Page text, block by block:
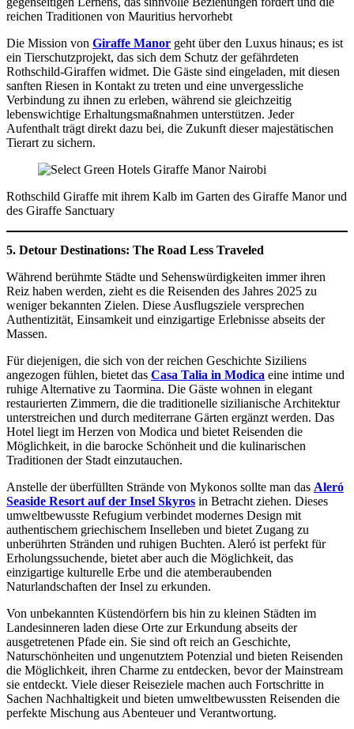
reichen Traditionen von Mauritius hervorhebt
Die Mission von Giraffe Manor geht über den Luxus hinaus; es ist
ein Tierschutzprojekt, das sich dem Schutz der gefährdeten
Rothschild-Giraffen widmet. Die Gäste sind eingeladen, mit diesen
sanften Riesen in Kontakt zu treten und eine unvergessliche
Verbindung zu ihnen zu erleben, während sie gleichzeitig
lebenswichtige Erhaltungsmaßnahmen unterstützen. Jeder
Aufenthalt trägt direkt dazu bei, die Zukunft dieser majestätischen
Tierart zu sichern.
Rothschild Giraffe mit ihrem Kalb im Garten des Giraffe Manor und
des Giraffe Sanctuary
5. Detour Destinations: The Road Less Traveled
Während berühmte Städte und Sehenswürdigkeiten immer ihren
Reiz haben werden, zieht es die Reisenden des Jahres 2025 zu
weniger bekannten Zielen. Diese Ausflugsziele versprechen
Authentizität, Einsamkeit und einzigartige Erlebnisse abseits der
Massen.
Für diejenigen, die sich von der reichen Geschichte Siziliens
angezogen fühlen, bietet das Casa Talia in Modica eine intime und
ruhige Alternative zu Taormina. Die Gäste wohnen in elegant
restaurierten Zimmern, die die traditionelle sizilianische Architektur
unterstreichen und durch mediterrane Gärten ergänzt werden. Das
Hotel liegt im Herzen von Modica und bietet Reisenden die
Möglichkeit, in die barocke Schönheit und die kulinarischen
Traditionen der Stadt einzutauchen.
Anstelle der überfüllten Strände von Mykonos sollte man das Aleró
Seaside Resort auf der Insel Skyros in Betracht ziehen. Dieses
umweltbewusste Refugium verbindet modernes Design mit
authentischem griechischem Inselleben und bietet Zugang zu
unberührten Stränden und ruhigen Buchten. Aleró ist perfekt für
Erholungssuchende, bietet aber auch die Möglichkeit, das
einzigartige kulturelle Erbe und die atemberaubenden
Naturlandschaften der Insel zu erkunden.
Von unbekannten Küstendörfern bis hin zu kleinen Städten im
Landesinneren laden diese Orte zur Erkundung abseits der
ausgetretenen Pfade ein. Sie sind oft reich an Geschichte,
Naturschönheiten und ungenutztem Potenzial und bieten Reisenden
die Möglichkeit, ihren Charme zu entdecken, bevor der Mainstream
sie entdeckt. Viele dieser Reiseziele machen auch Fortschritte in
Sachen Nachhaltigkeit und bieten umweltbewussten Reisenden die
perfekte Mischung aus Abenteuer und Verantwortung.